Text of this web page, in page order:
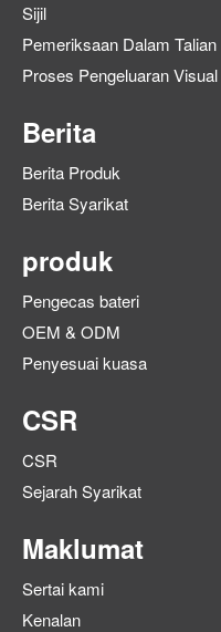
Sijil
Pemeriksaan Dalam Talian
Proses Pengeluaran Visual
Berita
Berita Produk
Berita Syarikat
produk
Pengecas bateri
OEM & ODM
Penyesuai kuasa
CSR
CSR
Sejarah Syarikat
Maklumat
Sertai kami
Kenalan